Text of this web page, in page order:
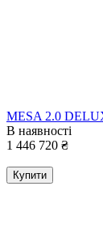
MESA 2.0
В наявності
1 446 720 ₴
Купити